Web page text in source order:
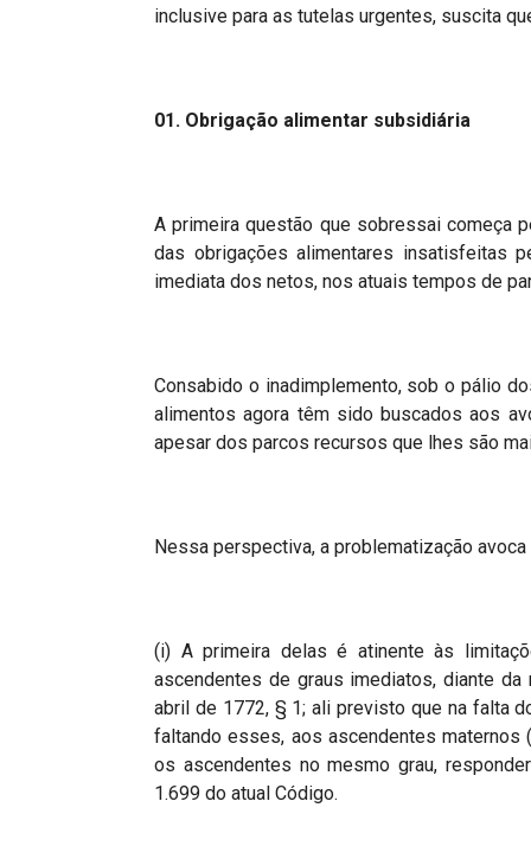
inclusive para as tutelas urgentes, suscita
01. Obrigação alimentar subsidiária
A primeira questão que sobressai começa
das obrigações alimentares insatisfeitas
imediata dos netos, nos atuais tempos de
Consabido o inadimplemento, sob o pálio
alimentos agora têm sido buscados aos
apesar dos parcos recursos que lhes são
Nessa perspectiva, a problematização
(i) A primeira delas é atinente às
ascendentes de graus imediatos, diante
abril de 1772, § 1; ali previsto que na falta
faltando esses, aos ascendentes
os ascendentes no mesmo grau,
1.699 do atual Código.